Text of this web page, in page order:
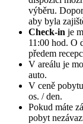
výběru.
aby byla
Check-in je
11:00 hod. O
předem
V areálu je
auto.
V ceně
os. / den.
Pokud máte
pobyt